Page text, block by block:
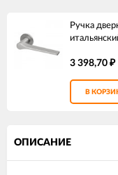
Ручка
3 398,70 ₽
В
ОПИСАНИЕ